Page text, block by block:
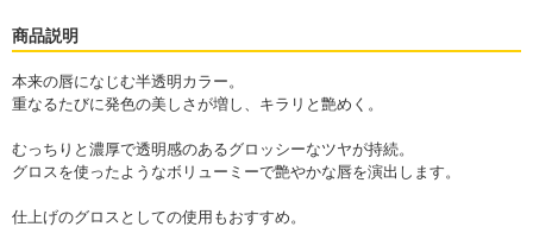
商品説明
本来の唇になじむ半透明カラー。
重なるたびに発色の美しさが増し、キラリと艶めく。
むっちりと濃厚で透明感のあるグロッシーなツヤが持続。
グロスを使ったようなボリューミーで艶やかな唇を演出します。
仕上げのグロスとしての使用もおすすめ。